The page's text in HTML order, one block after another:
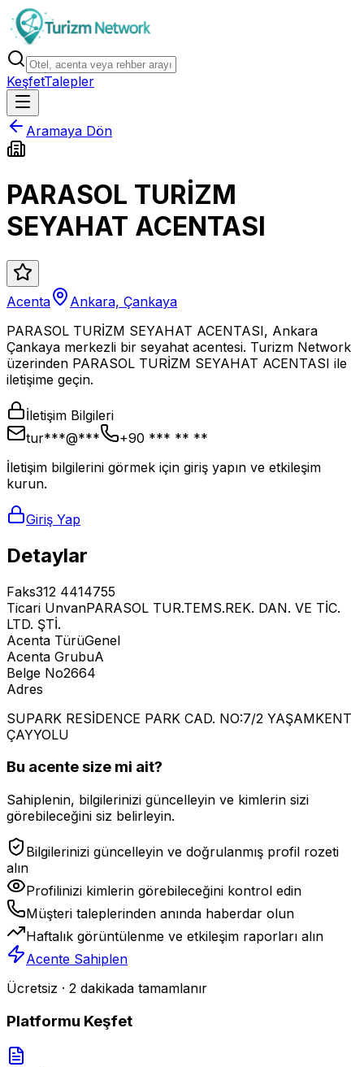
KeşfetTalepler
Aramaya Dön
PARASOL TURİZM
SEYAHAT ACENTASI
Acenta
Ankara, Çankaya
PARASOL TURİZM SEYAHAT ACENTASI, Ankara
Çankaya merkezli bir seyahat acentesi. Turizm Network
üzerinden PARASOL TURİZM SEYAHAT ACENTASI ile
iletişime geçin.
İletişim Bilgileri
tur***@***
+90 *** ** **
İletişim bilgilerini görmek için giriş yapın ve etkileşim
kurun.
Giriş Yap
Detaylar
Faks312 4414755
Ticari UnvanPARASOL TUR.TEMS.REK. DAN. VE TİC.
LTD. ŞTİ.
Acenta TürüGenel
Acenta GrubuA
Belge No2664
Adres
SUPARK RESİDENCE PARK CAD. NO:7/2 YAŞAMKENT
ÇAYYOLU
Bu acente size mi ait?
Sahiplenin, bilgilerinizi güncelleyin ve kimlerin sizi
görebileceğini siz belirleyin.
Bilgilerinizi güncelleyin ve doğrulanmış profil rozeti
alın
Profilinizi kimlerin görebileceğini kontrol edin
Müşteri taleplerinden anında haberdar olun
Haftalık görüntülenme ve etkileşim raporları alın
Acente Sahiplen
Ücretsiz · 2 dakikada tamamlanır
Platformu Keşfet